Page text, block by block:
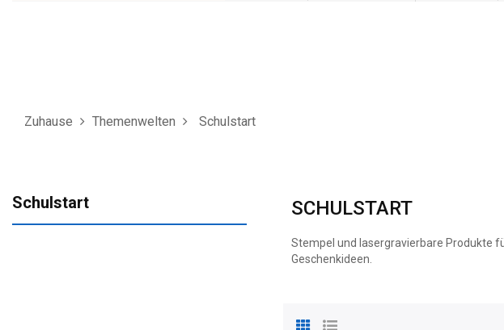
Zuhause Themenwelten Schulstart
Schulstart SCHULSTART
Stempel und lasergravierbare Produkte
Geschenkideen.